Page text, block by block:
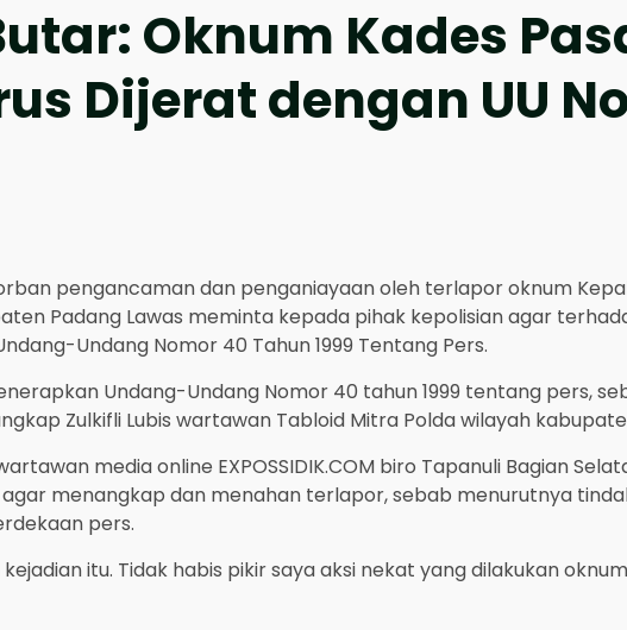
Oknum Kades
Dijerat dengan UU
pengancaman dan penganiayaan oleh terlapor oknum
Padang Lawas meminta kepada pihak kepolisian agar
Undang Nomor 40 Tahun 1999 Tentang Pers.
Undang-Undang Nomor 40 tahun 1999 tentang pers,
Zulkifli Lubis wartawan Tabloid Mitra Polda wilayah
media online EXPOSSIDIK.COM biro Tapanuli Bagian
menangkap dan menahan terlapor, sebab menurutnya
pers.
itu. Tidak habis pikir saya aksi nekat yang dilakukan